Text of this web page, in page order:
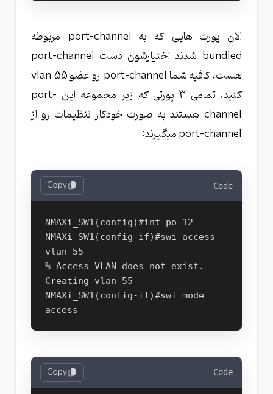
الان پورت هایی که به port-channel مربوطه
bundled شدند اختیارشون دست port-channel
هست، کافیه شما port-channel رو عضو vlan 55
کنید، تمامی 3 پورتی که زیر مجموعه این port-
channel هستند به صورت خودکار تنظیمات رو از
port-channel میگیرند:
Code
Copy
NMAXi_SW1(config)#int po 12
NMAXi_SW1(config-if)#swi access
vlan 55
% Access VLAN does not exist.
Creating vlan 55
NMAXi_SW1(config-if)#swi mode
Code
Copy